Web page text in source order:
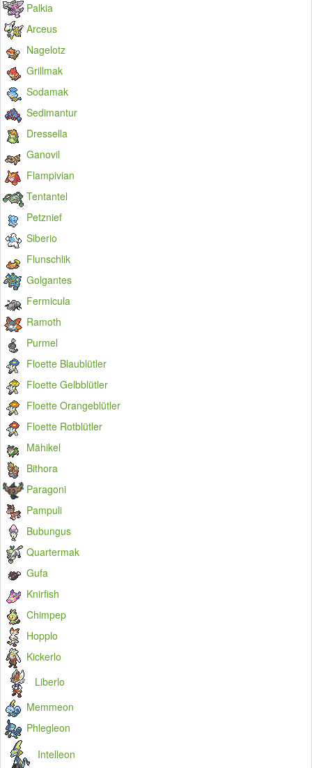
Palkia
Arceus
Nagelotz
Grillmak
Sodamak
Sedimantur
Dressella
Ganovil
Flampivian
Tentantel
Petznief
Siberio
Flunschlik
Golgantes
Fermicula
Ramoth
Purmel
Floette Blaublütler
Floette Gelbblütler
Floette Orangeblütler
Floette Rotblütler
Mähikel
Bithora
Paragoni
Pampuli
Bubungus
Quartermak
Gufa
Knirfish
Chimpep
Hopplo
Kickerlo
Liberlo
Memmeon
Phlegleon
Intelleon